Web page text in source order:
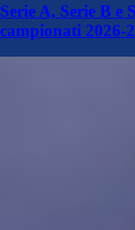
Serie A, Serie B e
campionati 2026-